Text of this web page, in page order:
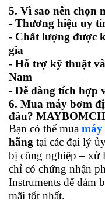
5. Vì sao nên chọn
- Thương hiệu uy
- Chất lượng được
gia
- Hỗ trợ kỹ thuật
Nam
- Dễ dàng tích hợp
6. Mua máy bơm
đâu?
Bạn có thể mua
hãng tại các đại lý
bị công nghiệp – xử
chỉ có chứng nhận
Instruments để đảm
mãi tốt nhất.